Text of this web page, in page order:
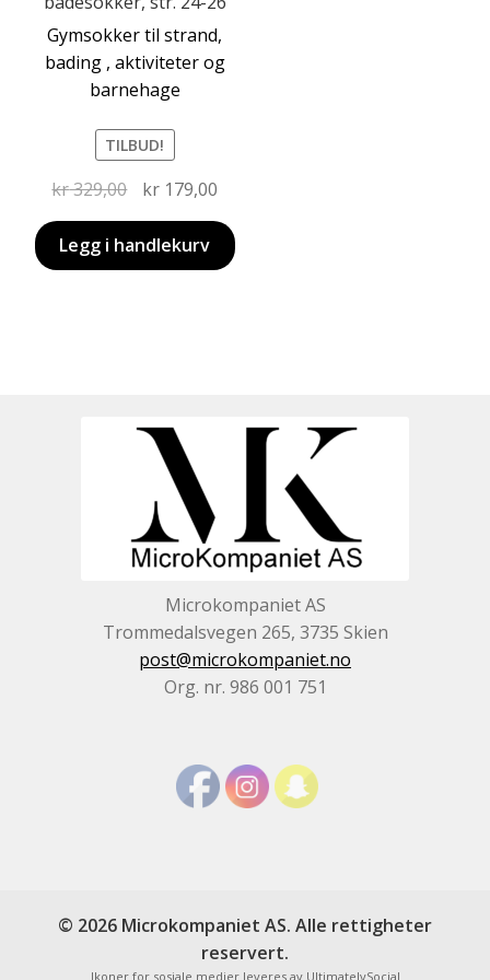
Gymsokker til strand,
bading , aktiviteter og
barnehage
TILBUD!
kr329,00
Opprinnelig
pris
var:
kr 329,00.
kr 179,00
pris
er:
kr 179,00.
Legg i handlekurv
Microkompaniet AS
Trommedalsvegen 265, 3735 Skien
post@microkompaniet.no
Org. nr. 986 001 751